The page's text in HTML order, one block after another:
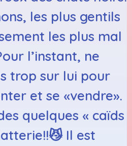
les plus gentils
les plus mal
l’instant, ne
trop sur lui pour
et se «vendre».
quelques « caïds
Il est